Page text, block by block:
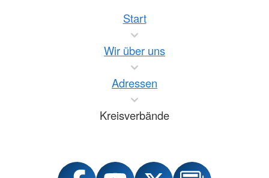
Start
Wir über uns
Adressen
Kreisverbände